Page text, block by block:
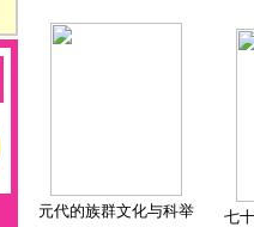
元代的族群文化与科举 七